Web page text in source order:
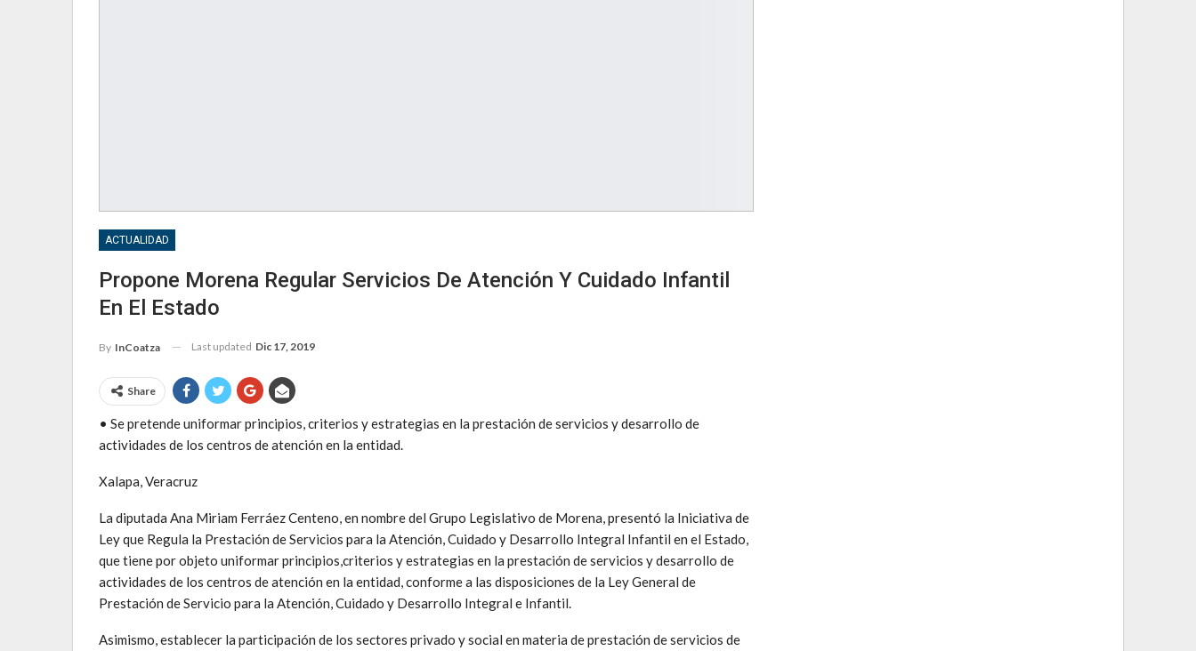
ACTUALIDAD
Propone Morena Regular Servicios De Atención Y Cuidado Infantil
En El Estado
By InCoatza Last updated Dic 17, 2019
Share
• Se pretende uniformar principios, criterios y estrategias en la prestación de servicios y desarrollo de
actividades de los centros de atención en la entidad.
Xalapa, Veracruz
La diputada Ana Miriam Ferráez Centeno, en nombre del Grupo Legislativo de Morena, presentó la Iniciativa de
Ley que Regula la Prestación de Servicios para la Atención, Cuidado y Desarrollo Integral Infantil en el Estado,
que tiene por objeto uniformar principios,criterios y estrategias en la prestación de servicios y desarrollo de
actividades de los centros de atención en la entidad, conforme a las disposiciones de la Ley General de
Prestación de Servicio para la Atención, Cuidado y Desarrollo Integral e Infantil.
Asimismo, establecer la participación de los sectores privado y social en materia de prestación de servicios de